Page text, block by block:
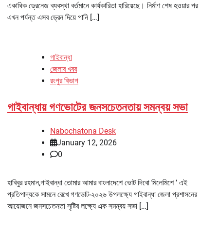
একাধিক ড্রেনেজ ব্যবস্থা বর্তমানে কার্যকারিতা হারিয়েছে। নির্মাণ শেষ হওয়ার পর
এখন পর্যন্ত এসব ড্রেন দিয়ে পানি […]
গাইবান্ধা
জেলার খবর
রংপুর বিভাগ
গাইবান্ধায় গণভোটের জনসচেতনতায় সমন্বয় সভা
Nabochatona Desk
January 12, 2026
0
হাবিবুর রহমান,গাইবান্ধা তোমার আমার বাংলাদেশে ভোট দিবো মিলেমিশে ‘ এই
প্রতিপাদ্যকে সামনে রেখে গণভোট-২০২৬ উপলক্ষ্যে গাইবান্ধা জেলা প্রশাসনের
আয়োজনে জনসচেতনতা সৃষ্টির লক্ষ্যে এক সমন্বয় সভা […]